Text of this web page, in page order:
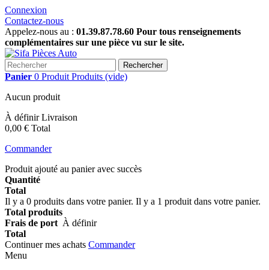
Connexion
Contactez-nous
Appelez-nous au : 01.39.87.78.60 Pour tous renseignements
complémentaires sur une pièce vu sur le site.
Rechercher
Panier 0 Produit Produits (vide)
Aucun produit
À définirLivraison
0,00 € Total
Commander
Produit ajouté au panier avec succès
Quantité
Total
Il y a 0 produits dans votre panier. Il y a 1 produit dans votre panier.
Total produits
Frais de port À définir
Total
Continuer mes achats Commander
Menu